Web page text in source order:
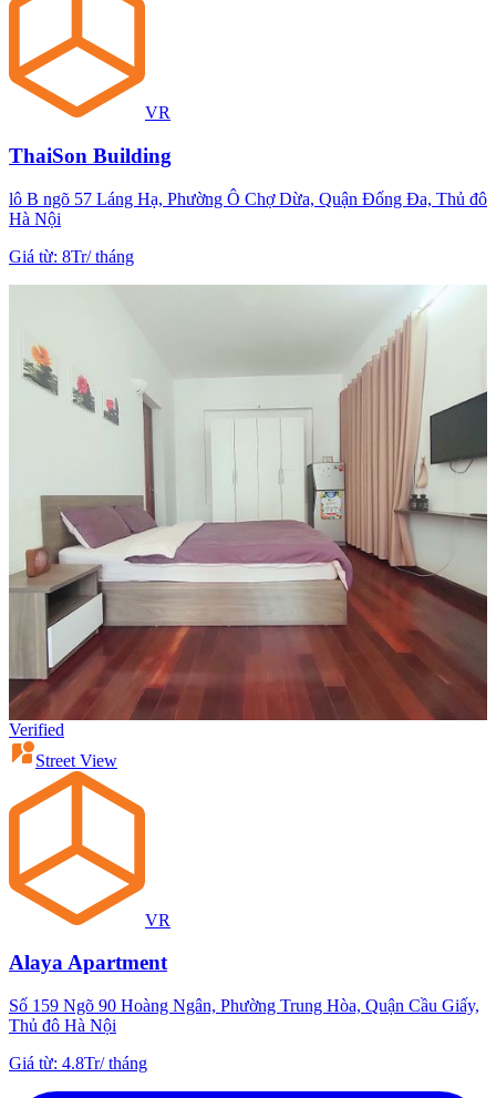
VR
ThaiSon Building
lô B ngõ 57 Láng Hạ, Phường Ô Chợ Dừa, Quận Đống Đa, Thủ đô
Hà Nội
Giá từ: 8Tr/tháng
Verified
Street View
VR
Alaya Apartment
Số 159 Ngõ 90 Hoàng Ngân, Phường Trung Hòa, Quận Cầu Giấy,
Thủ đô Hà Nội
Giá từ: 4.8Tr/tháng